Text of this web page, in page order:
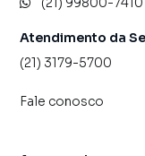
Atendimento da
(21) 3179-5700
Fale conosco